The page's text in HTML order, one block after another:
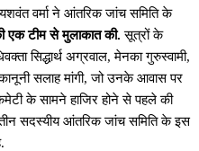
वर्मा ने आंतरिक जांच समिति के
एक टीम से मुलाकात की. सूत्रों के
सिद्धार्थ अग्रवाल, मेनका गुरुस्वामी,
सलाह मांगी, जो उनके आवास पर
के सामने हाजिर होने से पहले की
तीन सदस्यीय आंतरिक जांच समिति के इस